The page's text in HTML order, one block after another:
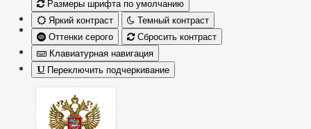
Размеры шрифта по умолчанию
Яркий контраст
Темный контраст
Оттенки серого
Сбросить контраст
Клавиатурная навигация
Переключить подчеркивание